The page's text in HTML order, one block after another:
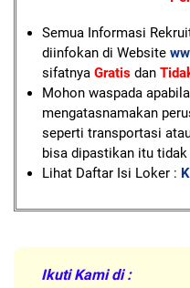
Semua Informasi
diinfokan di Website
sifatnya Gratisdan
Mohon waspada
mengatasnamakan
seperti transportasi
bisa dipastikan itu tidak
Lihat Daftar Isi Loker :
Ikuti Kami di :